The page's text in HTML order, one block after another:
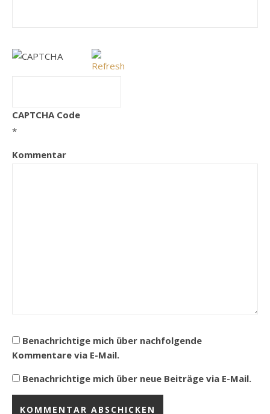
CAPTCHA Code
*
Kommentar
Benachrichtige mich über nachfolgende
Kommentare via E-Mail.
Benachrichtige mich über neue Beiträge via E-Mail.